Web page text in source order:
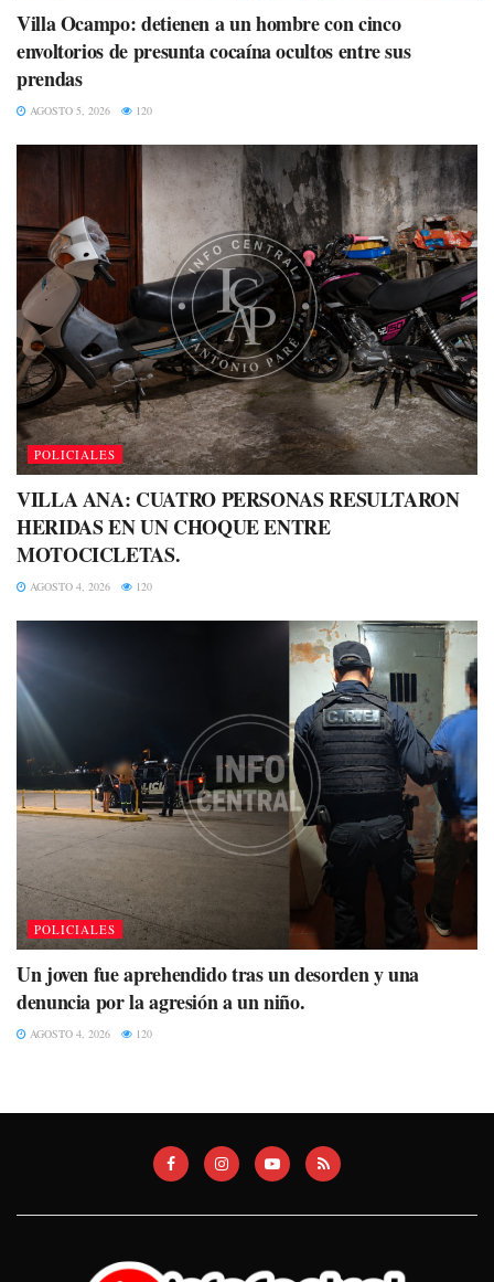
Villa Ocampo: detienen a un hombre con cinco
envoltorios de presunta cocaína ocultos entre sus
prendas
AGOSTO 5, 2026 120
POLICIALES
VILLA ANA: CUATRO PERSONAS RESULTARON
HERIDAS EN UN CHOQUE ENTRE
MOTOCICLETAS.
AGOSTO 4, 2026 120
POLICIALES
Un joven fue aprehendido tras un desorden y una
denuncia por la agresión a un niño.
AGOSTO 4, 2026 120